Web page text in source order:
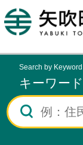
Search by Keyword
キーワー